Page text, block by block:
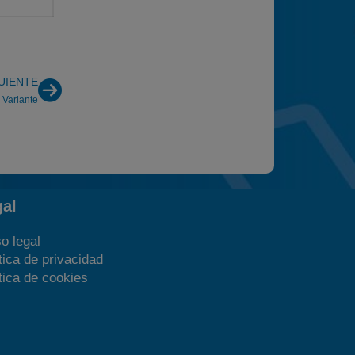
legal
de privacidad
de cookies